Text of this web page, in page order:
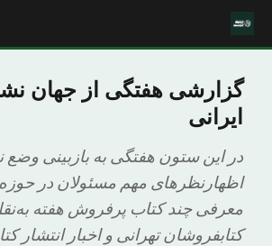
گزارشی هفتگی از جهان
ایرانی
در این ستون هفتگی به بازبینی وضع
اظهارنظرهای مهم مسئولان در
معرفی چند کتاب پرفروش هفته
کتابفروشان تهرانی و اخبار انتشار